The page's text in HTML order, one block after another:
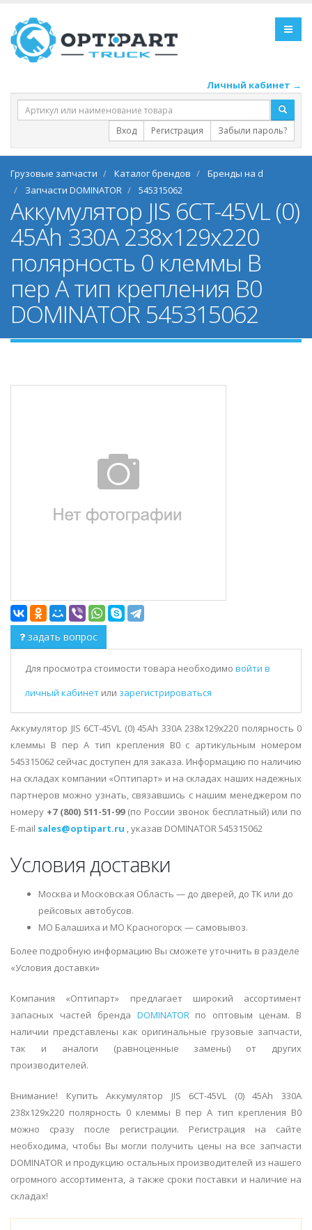
Личный кабинет →
Вход Регистрация Забыли пароль?
Грузовые запчасти Каталог брендов
Бренды на d
Запчасти DOMINATOR
545315062
Аккумулятор JIS 6СТ-45VL (0)
45Ah 330A 238x129x220
полярность 0 клеммы B
пер А тип крепления В0
DOMINATOR 545315062
задать вопрос
Для просмотра стоимости товара необходимо войти в
личный кабинет или зарегистрироваться
Аккумулятор JIS 6СТ-45VL (0) 45Ah 330A 238x129x220 полярность 0
клеммы B пер А тип крепления В0 с артикульным номером
545315062 сейчас доступен для заказа. Информацию по наличию
на складах компании «Оптипарт» и на складах наших надежных
партнеров можно узнать, связавшись с нашим менеджером по
номеру +7 (800) 511-51-99(по России звонок бесплатный) или по
E-mail sales@optipart.ru , указав DOMINATOR 545315062
Условия доставки
Москва и Московская Область — до дверей, до ТК или до
рейсовых автобусов.
МО Балашиха и МО Красногорск — самовывоз.
Более подробную информацию Вы сможете уточнить в разделе
«Условия доставки»
Компания «Оптипарт» предлагает широкий ассортимент
запасных частей бренда DOMINATORпо оптовым ценам. В
наличии представлены как оригинальные грузовые запчасти,
так и аналоги (равноценные замены) от других
производителей.
Внимание! Купить Аккумулятор JIS 6СТ-45VL (0) 45Ah 330A
238x129x220 полярность 0 клеммы B пер А тип крепления В0
можно сразу после регистрации. Регистрация на сайте
необходима, чтобы Вы могли получить цены на все запчасти
DOMINATOR и продукцию остальных производителей из нашего
огромного ассортимента, а также сроки поставки и наличие на
складах!